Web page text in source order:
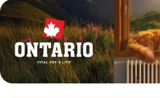
superzoo.product.detail.content